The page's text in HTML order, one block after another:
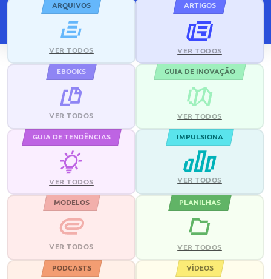
ARQUIVOS
VER TODOS
ARTIGOS
VER TODOS
EBOOKS
VER TODOS
GUIA DE INOVAÇÃO
VER TODOS
GUIA DE TENDÊNCIAS
VER TODOS
IMPULSIONA
VER TODOS
MODELOS
VER TODOS
PLANILHAS
VER TODOS
PODCASTS VÍDEOS